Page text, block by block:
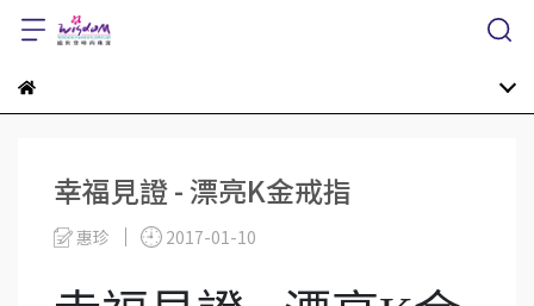
幸福見證 - 漂亮K金戒指
惠珍 2017-01-10